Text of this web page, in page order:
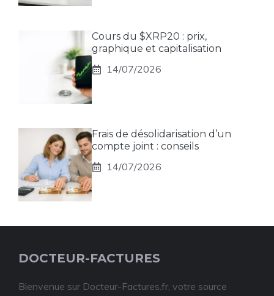
Cours du $XRP20 : prix,
graphique et capitalisation
14/07/2026
Frais de désolidarisation d’un
compte joint : conseils
14/07/2026
DOCTEUR-FACTURES
Bienvenue sur Docteur-Factures.fr, votre source